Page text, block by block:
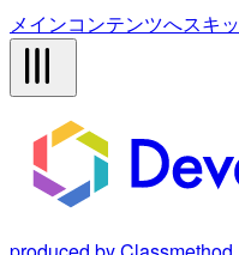
メインコンテンツへスキ